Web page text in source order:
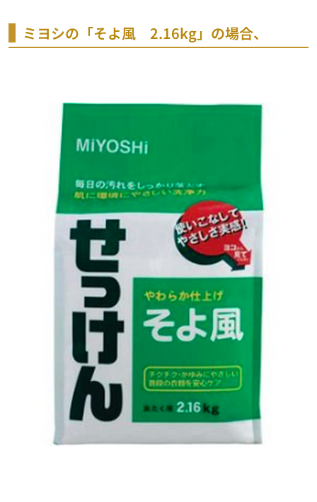
ミヨシの「そよ風 2.16kg」の場合、